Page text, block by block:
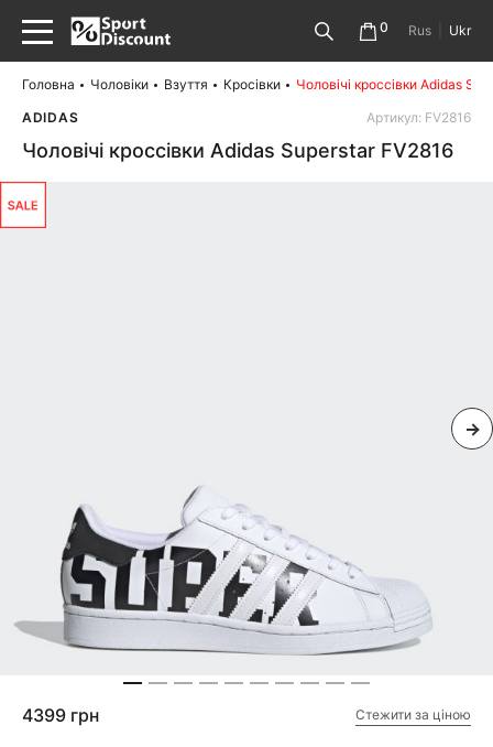
0 Rus Ukr
Головна Чоловіки Взуття Кросівки
Чоловічі кроссівки Adidas
ADIDAS
Артикул: FV2816
Чоловічі кроссівки Adidas Superstar FV2816
4399 грн Стежити за ціною